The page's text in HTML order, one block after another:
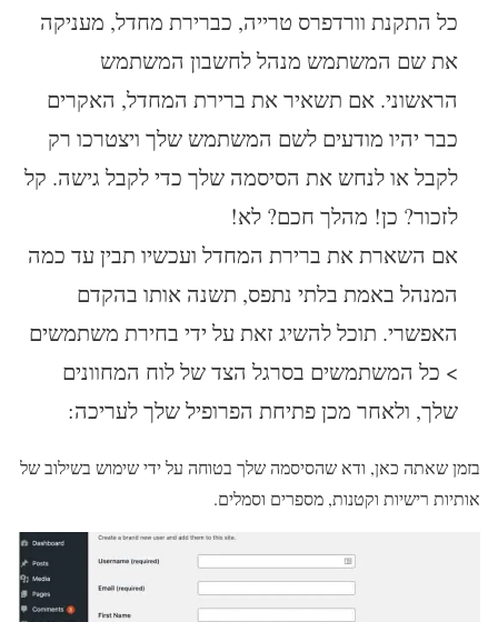
כל התקנת וורדפרס טרייה, כברירת מחדל, מעניקה
את שם המשתמש מנהל לחשבון המשתמש
הראשוני. אם תשאיר את ברירת המחדל, האקרים
כבר יהיו מודעים לשם המשתמש שלך ויצטרכו רק
לקבל או לנחש את הסיסמה שלך כדי לקבל גישה. קל
לזכור? כן! מהלך חכם? לא!
אם השארת את ברירת המחדל ועכשיו תבין עד כמה
המנהל באמת בלתי נתפס, תשנה אותו בהקדם
האפשרי. תוכל להשיג זאת על ידי בחירת משתמשים
> כל המשתמשים בסרגל הצד של לוח המחוונים
שלך, ולאחר מכן פתיחת הפרופיל שלך לעריכה:
בזמן שאתה כאן, ודא שהסיסמה שלך בטוחה על ידי שימוש בשילוב של
אותיות רישיות וקטנות, מספרים וסמלים.